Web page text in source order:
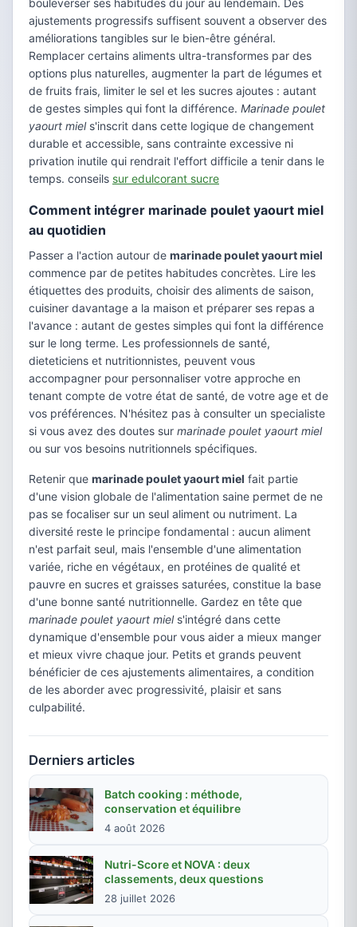
bouleverser ses habitudes du jour au lendemain. Des
ajustements progressifs suffisent souvent a observer des
améliorations tangibles sur le bien-être général.
Remplacer certains aliments ultra-transformes par des
options plus naturelles, augmenter la part de légumes et
de fruits frais, limiter le sel et les sucres ajoutes : autant
de gestes simples qui font la différence. Marinade poulet
yaourt miels'inscrit dans cette logique de changement
durable et accessible, sans contrainte excessive ni
privation inutile qui rendrait l'effort difficile a tenir dans le
temps. conseils sur edulcorant sucre
Comment intégrer marinade poulet yaourt miel
au quotidien
Passer a l'action autour de marinade poulet yaourt miel
commence par de petites habitudes concrètes. Lire les
étiquettes des produits, choisir des aliments de saison,
cuisiner davantage a la maison et préparer ses repas a
l'avance : autant de gestes simples qui font la différence
sur le long terme. Les professionnels de santé,
dieteticiens et nutritionnistes, peuvent vous
accompagner pour personnaliser votre approche en
tenant compte de votre état de santé, de votre age et de
vos préférences. N'hésitez pas à consulter un specialiste
si vous avez des doutes sur marinade poulet yaourt miel
ou sur vos besoins nutritionnels spécifiques.
Retenir que marinade poulet yaourt miel fait partie
d'une vision globale de l'alimentation saine permet de ne
pas se focaliser sur un seul aliment ou nutriment. La
diversité reste le principe fondamental : aucun aliment
n'est parfait seul, mais l'ensemble d'une alimentation
variée, riche en végétaux, en protéines de qualité et
pauvre en sucres et graisses saturées, constitue la base
d'une bonne santé nutritionnelle. Gardez en tête que
marinade poulet yaourt miels'intégré dans cette
dynamique d'ensemble pour vous aider a mieux manger
et mieux vivre chaque jour. Petits et grands peuvent
bénéficier de ces ajustements alimentaires, a condition
de les aborder avec progressivité, plaisir et sans
culpabilité.
Derniers articles
Batch cooking : méthode,
conservation et équilibre
4 août 2026
Nutri-Score et NOVA : deux
classements, deux questions
28 juillet 2026